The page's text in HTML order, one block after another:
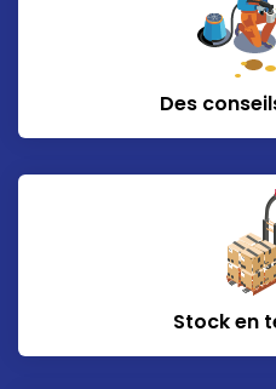
Des
Stock en